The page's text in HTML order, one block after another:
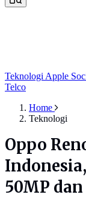
Teknologi Apple
Telco
Home
Teknologi
Oppo
50MP